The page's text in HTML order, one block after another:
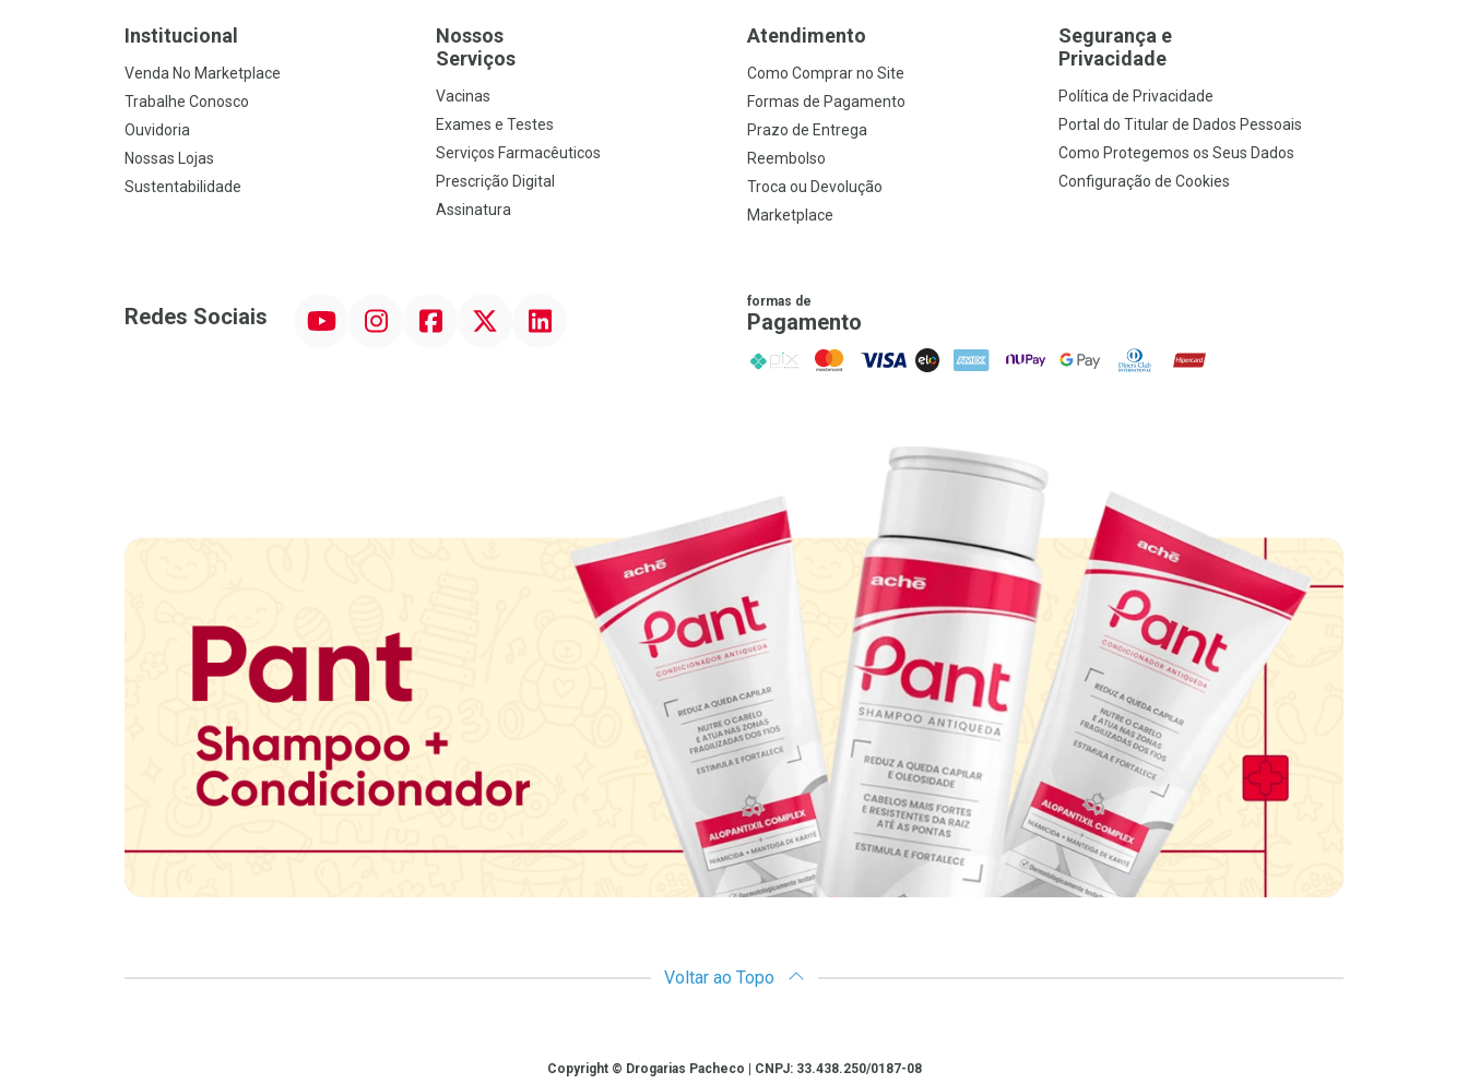
Institucional
Venda No Marketplace
Trabalhe Conosco
Ouvidoria
Nossas Lojas
Sustentabilidade
Nossos
Serviços
Vacinas
Exames e Testes
Serviços Farmacêuticos
Prescrição Digital
Assinatura
Atendimento
Como Comprar no Site
Formas de Pagamento
Prazo de Entrega
Reembolso
Troca ou Devolução
Marketplace
Segurança e
Privacidade
Política de Privacidade
Portal do Titular de Dados Pessoais
Como Protegemos os Seus Dados
Configuração de Cookies
Redes Sociais InstagramFacebookTwitter Linkedin formas de
Pagamento
PIX MasterCard
VISA ELO AMEX NuPay Google PayDiners ClubHipercard
Voltar ao Topo
Copyright © Drogarias Pacheco | CNPJ: 33.438.250/0187-08